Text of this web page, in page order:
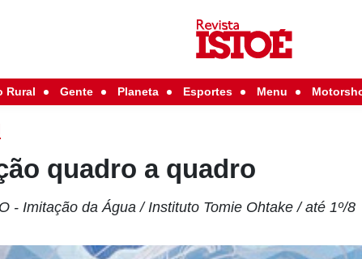
Rural Gente Planeta Esportes Menu
quadro a quadro
- Imitação da Água / Instituto Tomie Ohtake / até 1º/8